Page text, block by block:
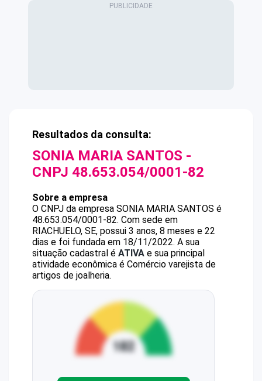
Resultados da consulta:
SONIA MARIA SANTOS -
CNPJ 48.653.054/0001-82
Sobre a empresa
O CNPJ da empresa SONIA MARIA SANTOS é
48.653.054/0001-82. Com sede em
RIACHUELO, SE, possui 3 anos, 8 meses e 22
dias e foi fundada em 18/11/2022. A sua
situação cadastral é ATIVA e sua principal
atividade econômica é Comércio varejista de
artigos de joalheria.